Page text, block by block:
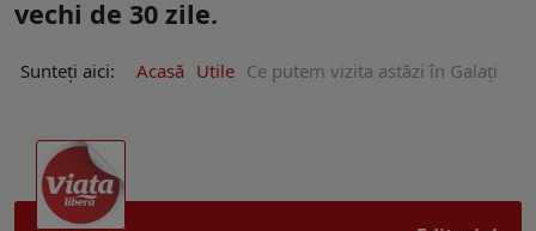
vechi de 30 zile.
Sunteți aici: Acasă Utile Ce putem vizita astăzi în Galați